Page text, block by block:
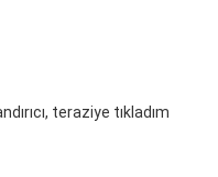
teraziye tıkladım